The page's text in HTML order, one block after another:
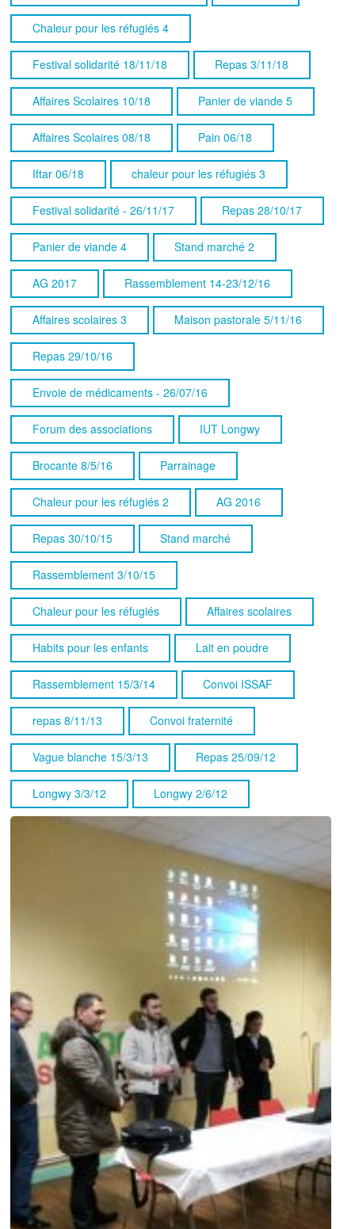
Chaleur pour les réfugiés 4
Festival solidarité 18/11/18 Repas 3/11/18
Affaires Scolaires 10/18 Panier de viande 5
Affaires Scolaires 08/18 Pain 06/18
Iftar 06/18 chaleur pour les réfugiés 3
Festival solidarité - 26/11/17 Repas 28/10/17
Panier de viande 4 Stand marché 2
AG 2017 Rassemblement 14-23/12/16
Affaires scolaires 3 Maison pastorale 5/11/16
Repas 29/10/16
Envoie de médicaments - 26/07/16
Forum des associations IUT Longwy
Brocante 8/5/16 Parrainage
Chaleur pour les réfugiés 2 AG 2016
Repas 30/10/15 Stand marché
Rassemblement 3/10/15
Chaleur pour les réfugiés Affaires scolaires
Habits pour les enfants Lait en poudre
Rassemblement 15/3/14 Convoi ISSAF
repas 8/11/13 Convoi fraternité
Vague blanche 15/3/13 Repas 25/09/12
Longwy 3/3/12 Longwy 2/6/12